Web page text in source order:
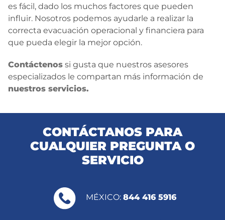
es fácil, dado los muchos factores que pueden
influir. Nosotros podemos ayudarle a realizar la
correcta evacuación operacional y financiera para
que pueda elegir la mejor opción.
Contáctenos si gusta que nuestros asesores
especializados le compartan más información de
nuestros servicios.
CONTÁCTANOS PARA
CUALQUIER PREGUNTA O
SERVICIO
MÉXICO: 844 416 5916